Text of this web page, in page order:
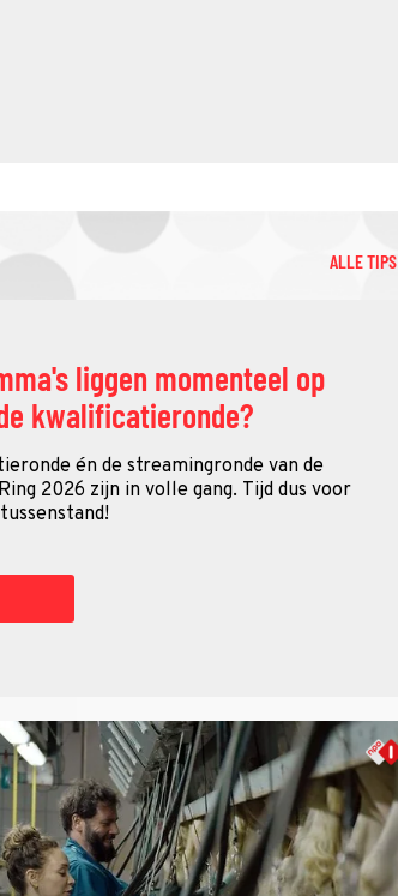
ALLE TIPS
liggen momenteel op
kwalificatieronde?
én de streamingronde van de
2026 zijn in volle gang. Tijd dus voor